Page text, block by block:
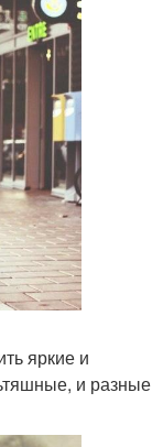
яркие и
и разные